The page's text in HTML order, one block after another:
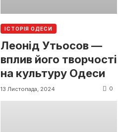
ІСТОРІЯ ОДЕСИ
Леонід Утьосов —
вплив його творчості
на культуру Одеси
13 Листопада, 2024 0